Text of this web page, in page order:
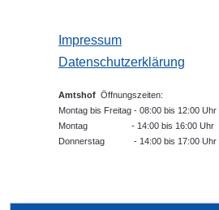
Impressum
Datenschutzerklärung
Amtshof Öffnungszeiten:
Montag bis Freitag - 08:00 bis 12:00 Uhr
Montag - 14:00 bis 16:00 Uhr
Donnerstag - 14:00 bis 17:00 Uhr